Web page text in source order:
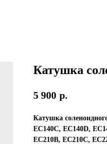
Катушка
5 900 р.
Катушка
EC140C, EC140D,
EC210B, EC210C,